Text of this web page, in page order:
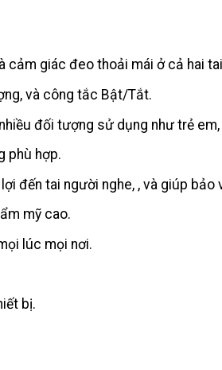
cảm giác đeo thoải mái ở cả hai
và công tắc Bật/Tắt.
đối tượng sử dụng như trẻ
phù hợp.
đến tai người nghe, , và giúp bảo
mỹ cao.
lúc mọi nơi.
bị.